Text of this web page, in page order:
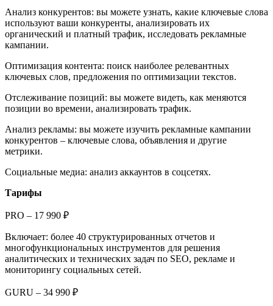
Анализ конкурентов: вы можете узнать, какие ключевые слова
используют ваши конкуренты, анализировать их
органический и платный трафик, исследовать рекламные
кампании.
Оптимизация контента: поиск наиболее релевантных
ключевых слов, предложения по оптимизации текстов.
Отслеживание позиций: вы можете видеть, как меняются
позиции во времени, анализировать трафик.
Анализ рекламы: вы можете изучить рекламные кампании
конкурентов – ключевые слова, объявления и другие
метрики.
Социальные медиа: анализ аккаунтов в соцсетях.
Тарифы
PRO – 17 990 ₽
Включает: более 40 структурированных отчетов и
многофункциональных инструментов для решения
аналитических и технических задач по SEO, рекламе и
мониторингу социальных сетей.
GURU – 34 990 ₽